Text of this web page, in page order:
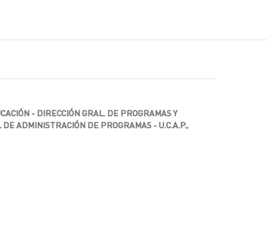
- DIRECCIÓN GRAL. DE PROGRAMAS Y
ADMINISTRACIÓN DE PROGRAMAS - U.C.A.P.,